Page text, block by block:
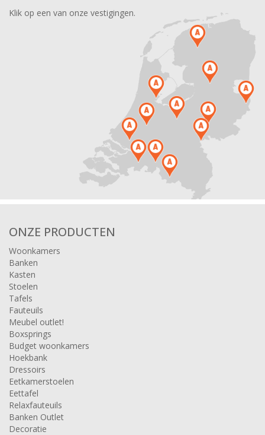
Klik op een van onze vestigingen.
ONZE PRODUCTEN
Woonkamers
Banken
Kasten
Stoelen
Tafels
Fauteuils
Meubel outlet!
Boxsprings
Budget woonkamers
Hoekbank
Dressoirs
Eetkamerstoelen
Eettafel
Relaxfauteuils
Banken Outlet
Decoratie